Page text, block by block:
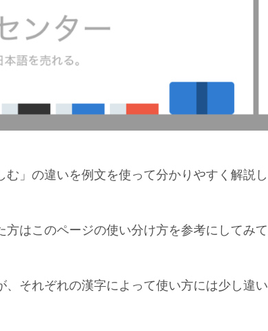
」の違いを例文を使って分かりやすく解説し
はこのページの使い分け方を参考にしてみて
、それぞれの漢字によって使い方には少し違い